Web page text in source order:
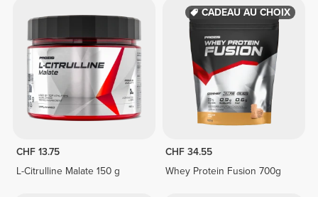
CHF 13.75
L-Citrulline Malate 150 g
CADEAU AU CHOIX
CHF 34.55
Whey Protein Fusion 700g